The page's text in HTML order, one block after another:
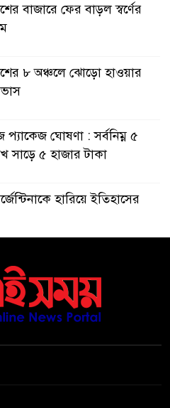
বাজারে ফের বাড়ল স্বর্ণের
৮ অঞ্চলে ঝোড়ো হাওয়ার
প্যাকেজ ঘোষণা : সর্বনিম্ন ৫
সাড়ে ৫ হাজার টাকা
হারিয়ে ইতিহাসের
হয়েও বীরের মর্যাদা,
সাধারণ ছুটি ঘোষণা